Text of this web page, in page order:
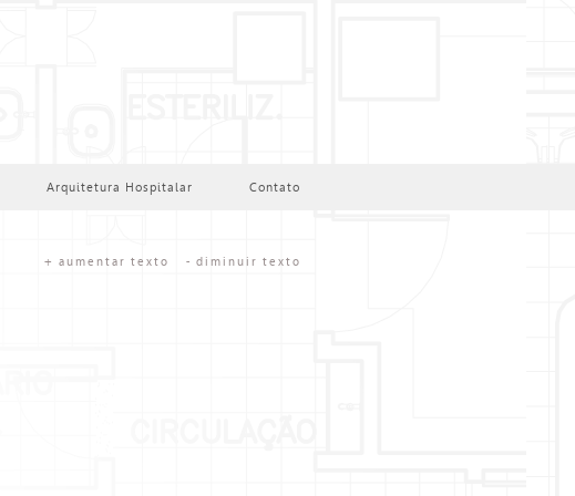
Arquitetura Hospitalar Contato
- diminuir texto
+ aumentar texto